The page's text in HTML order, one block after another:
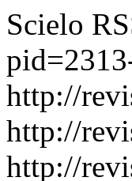
Scielo
http://
http://
http://